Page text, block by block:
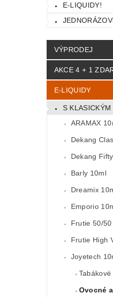
E-LIQUIDY!
VÝPRODEJ
AKCE 4 + 1
E-LIQUIDY
S
ARAMAX
Dekang
Dekang
Barly 10ml
Dreamix
Emporio
Frutie 50/
Frutie High
Joyetech
Tabákové
Ovocné